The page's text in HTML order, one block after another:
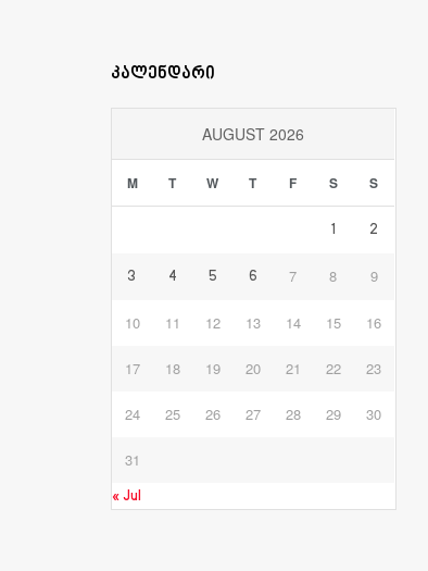
კალენდარი
AUGUST 2026
M T W T F S S
1 2
3 4 5 6 7 8 9
10 11 12 13 14 15 16
17 18 19 20 21 22 23
24 25 26 27 28 29 30
31
« Jul